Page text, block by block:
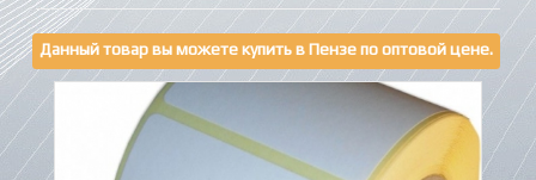
Данный товар вы можете купить в Пензе по оптовой цене.